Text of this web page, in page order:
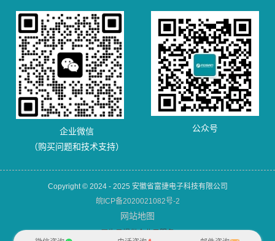
企业微信
（购买问题和技术支持）
公众号
Copyright © 2024 - 2025 安徽省富捷电子科技有限公司
皖ICP备2020021082号-2
网站地图
犀牛云提供企业云服务